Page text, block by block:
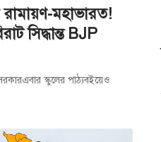
মহাভারত!
সিদ্ধান্ত BJP
স্কুলের পাঠ্যবইয়েও